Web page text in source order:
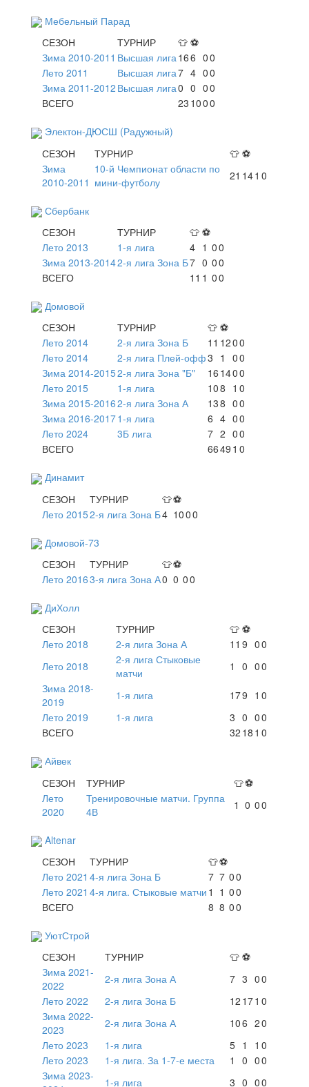
Мебельный Парад
СЕЗОН
ТУРНИР 👕 ⚽
Зима 2010-2011 Высшая лига166 00
Лето 2011
Высшая лига7 4 00
Зима 2011-2012 Высшая лига0 0 00
ВСЕГО
23 1000
Электон-ДЮСШ (Радужный)
СЕЗОН
ТУРНИР 👕 ⚽
Зима
2010-2011
10-й Чемпионат области по
мини-футболу
21 141 0
Сбербанк
СЕЗОН
ТУРНИР 👕 ⚽
Лето 2013
1-я лига 4 1 00
Зима 2013-20142-я лига Зона Б7 0 00
ВСЕГО
11 1 00
Домовой
СЕЗОН
ТУРНИР 👕 ⚽
Лето 2014
2-я лига Зона Б 11 1200
Лето 2014
2-я лига Плей-офф3 1 00
Зима 2014-20152-я лига Зона "Б" 16 1400
Лето 2015
1-я лига 108 1 0
Зима 2015-20162-я лига Зона А 138 00
Зима 2016-20171-я лига 6 4 00
Лето 2024
3Б лига 7 2 00
ВСЕГО
6649 1 0
Динамит
СЕЗОН
ТУРНИР 👕⚽
Лето 20152-я лига Зона Б4 1000
Домовой-73
СЕЗОН
ТУРНИР 👕⚽
Лето 20163-я лига Зона А0 0 00
ДиХолл
СЕЗОН
ТУРНИР 👕 ⚽
Лето 2018
2-я лига Зона А 11 9 00
Лето 2018
2-я лига Стыковые
матчи
1 0 00
Зима 2018-
2019
1-я лига 179 1 0
Лето 2019
1-я лига 3 0 00
ВСЕГО
32 18 1 0
Айвек
СЕЗОН
ТУРНИР 👕⚽
Лето
2020
Тренировочные матчи. Группа
4В
1 0 00
Altenar
СЕЗОН
ТУРНИР 👕⚽
Лето 2021 4-я лига Зона Б 7 7 00
Лето 2021 4-я лига. Стыковые матчи 1 1 00
ВСЕГО
8 8 00
УютСтрой
СЕЗОН
ТУРНИР 👕 ⚽
Зима 2021-
2022
2-я лига Зона А 7 3 00
Лето 2022
2-я лига Зона Б 12 171 0
Зима 2022-
2023
2-я лига Зона А 106 20
Лето 2023
1-я лига 5 1 1 0
Лето 2023
1-я лига. За 1-7-е места 1 0 00
Зима 2023-
1-я лига 3 0 00